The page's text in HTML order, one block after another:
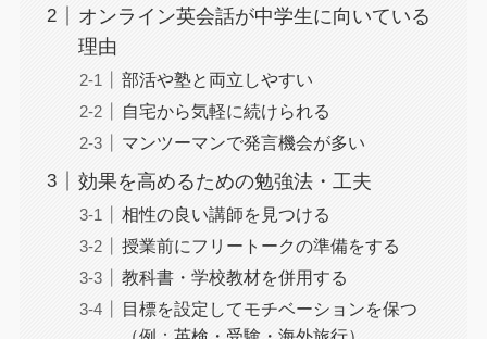
オンライン英会話が中学生に向いている
理由
部活や塾と両立しやすい
自宅から気軽に続けられる
マンツーマンで発言機会が多い
効果を高めるための勉強法・工夫
相性の良い講師を見つける
授業前にフリートークの準備をする
教科書・学校教材を併用する
目標を設定してモチベーションを保つ